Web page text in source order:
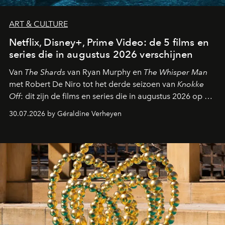
ART & CULTURE
Netflix, Disney+, Prime Video: de 5 films en
series die in augustus 2026 verschijnen
Van The Shards van Ryan Murphy en The Whisper Man
met Robert De Niro tot het derde seizoen van Knokke
Off: dit zijn de films en series die in augustus 2026 op de
30.07.2026 by Géraldine Verheyen